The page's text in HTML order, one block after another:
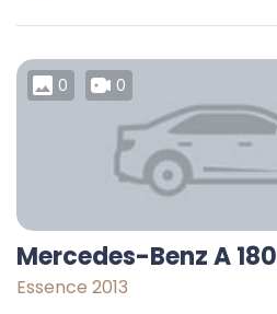
0 0
Mercedes-Benz A 180
Essence 2013